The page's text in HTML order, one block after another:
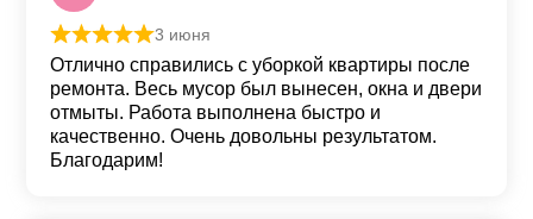
Оценка 5из 5
3 июня
Отлично справились с уборкой квартиры после
ремонта. Весь мусор был вынесен, окна и двери
отмыты. Работа выполнена быстро и
качественно. Очень довольны результатом.
Благодарим!